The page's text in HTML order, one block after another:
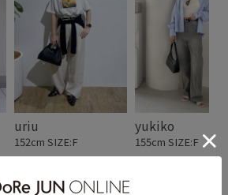
uriu
152cm SIZE:F
yukiko
155cm SIZE:F